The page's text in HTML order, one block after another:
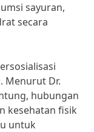
sayuran,
secara
Menurut Dr.
hubungan
kesehatan fisik
untuk